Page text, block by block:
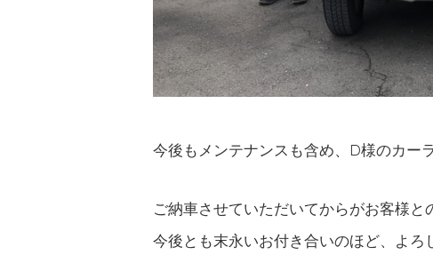
今後もメンテナンスも含め、D様のカー
ご納車させていただいてからがお客様と
今後とも末永いお付き合いのほど、よろ